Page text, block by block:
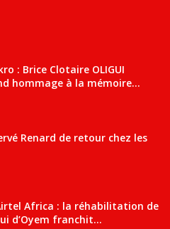
: Brice Clotaire OLIGUI
hommage à la mémoire...
Renard de retour chez les
Africa : la réhabilitation de
d’Oyem franchit...